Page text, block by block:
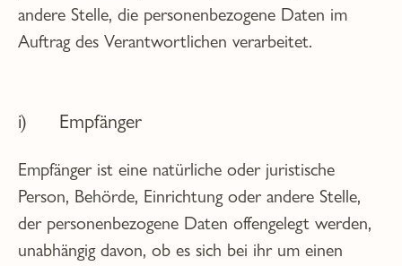
andere Stelle, die personenbezogene Daten im
Auftrag des Verantwortlichen verarbeitet.
i) Empfänger
Empfänger ist eine natürliche oder juristische
Person, Behörde, Einrichtung oder andere Stelle,
der personenbezogene Daten offengelegt werden,
unabhängig davon, ob es sich bei ihr um einen